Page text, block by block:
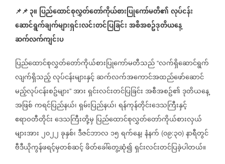
📌📌၃။ ပြည်ထောင်စုလွှတ်တော်ကိုယ်စားပြုကော်မတီ၏လုပ်ငန်း
ဆောင်ရွက်ချက်များရှင်းလင်းတင်ပြခြင်းအစီအစဥ်ဒုတိယနေ့
ဆက်လက်ကျင်းပ
ပြည်ထောင်စုလွှတ်တော်ကိုယ်စားပြုကော်မတီသည် “လက်ရှိဆောင်ရွက်
လျက်ရှိသည့်လုပ်ငန်းများနှင့်ဆက်လက်အကောင်အထည်ဖော်ဆောင်
မည့်လုပ်ငန်းစဥ်များ” အားရှင်းလင်းတင်ပြခြင်းအစီအစဥ်၏ဒုတိယနေ့
အဖြစ်ကရင်ပြည်နယ်၊ရှမ်းပြည်နယ်၊ရန်ကုန်တိုင်းဒေသကြီးနှင့်
ဧရာဝတီတိုင်းဒေသကြီးတို့မှ ပြည်ထောင်စုလွှတ်တော်ကိုယ်စားလှယ်
များအား၂၀၂၂ခုနှစ်၊ဒီဇင်ဘာလ ၁၅ရက်နေ့၊နံနက် (၀၉:၃၀) နာရီတွင်
ဗီဒီယိုကွန်ဖရင့်မှတစ်ဆင့်ဖိတ်ခေါ်တွေ့ဆုံ၍ရှင်းလင်းတင်ပြခဲ့ပါတယ်။